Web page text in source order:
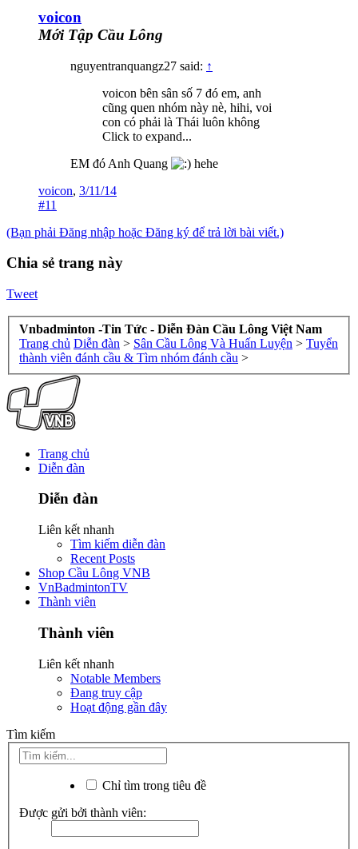
voicon
Mới Tập Cầu Lông
nguyentranquangz27 said: ↑
voicon bên sân số 7 đó em, anh
cũng quen nhóm này nè, hihi, voi
con có phải là Thái luôn không
Click to expand...
EM đó Anh Quang
hehe
voicon, 3/11/14
#11
(Bạn phải Đăng nhập hoặc Đăng ký để trả lời bài viết.)
Chia sẻ trang này
Tweet
Vnbadminton -Tin Tức - Diễn Đàn Cầu Lông Việt Nam
Trang chủ Diễn đàn > Sân Cầu Lông Và Huấn Luyện > Tuyển
thành viên đánh cầu & Tìm nhóm đánh cầu >
Trang chủ
Diễn đàn
Diễn đàn
Liên kết nhanh
Tìm kiếm diễn đàn
Recent Posts
Shop Cầu Lông VNB
VnBadmintonTV
Thành viên
Thành viên
Liên kết nhanh
Notable Members
Đang truy cập
Hoạt động gần đây
Tìm kiếm
Chỉ tìm trong tiêu đề
Được gửi bởi thành viên: